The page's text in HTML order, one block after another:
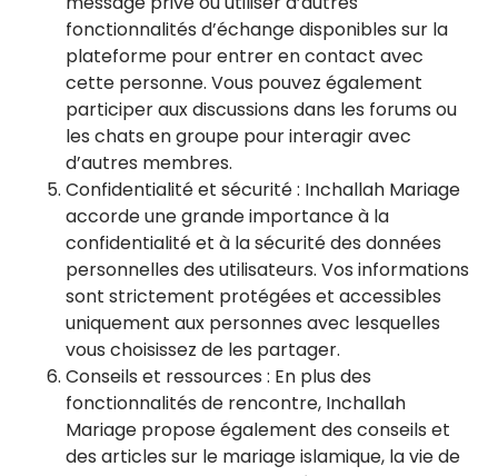
fonctionnalités d’échange disponibles sur la
plateforme pour entrer en contact avec
cette personne. Vous pouvez également
participer aux discussions dans les forums ou
les chats en groupe pour interagir avec
d’autres membres.
Confidentialité et sécurité : Inchallah Mariage
accorde une grande importance à la
confidentialité et à la sécurité des données
personnelles des utilisateurs. Vos informations
sont strictement protégées et accessibles
uniquement aux personnes avec lesquelles
vous choisissez de les partager.
Conseils et ressources : En plus des
fonctionnalités de rencontre, Inchallah
Mariage propose également des conseils et
des articles sur le mariage islamique, la vie de